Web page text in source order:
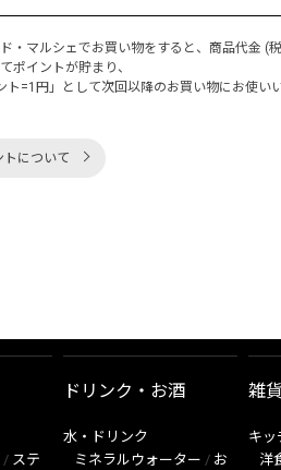
・マルシェでお買い物をすると、商品代金 (
ポイントが貯まり、
ト=1円」として次回以降のお買い物にお使い
トについて
/ ステ
ドリンク・お酒
水・ドリンク
ミネラルウォーター / お
雑貨
キッ
洋